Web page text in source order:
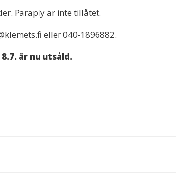
Paraply är inte tillåtet.
eller 040-1896882.
är nu utsåld.